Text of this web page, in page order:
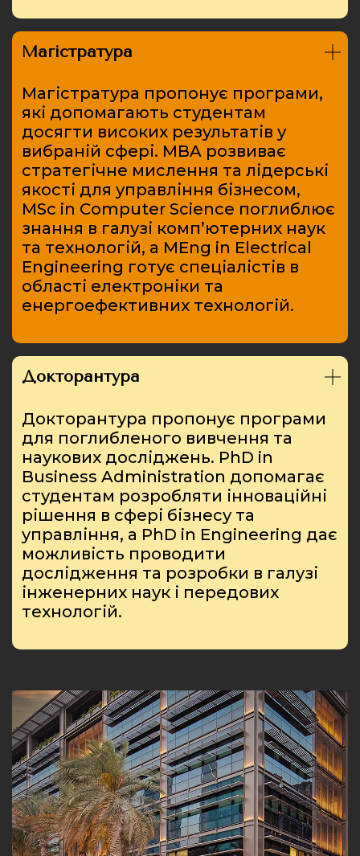
Магістратура
Магістратура пропонує програми,
які допомагають студентам
досягти високих результатів у
вибраній сфері. MBA розвиває
стратегічне мислення та лідерські
якості для управління бізнесом,
MSc in Computer Science поглиблює
знання в галузі комп’ютерних наук
та технологій, а MEng in Electrical
Engineering готує спеціалістів в
області електроніки та
енергоефективних технологій.
Докторантура
Докторантура пропонує програми
для поглибленого вивчення та
наукових досліджень. PhD in
Business Administration допомагає
студентам розробляти інноваційні
рішення в сфері бізнесу та
управління, а PhD in Engineering дає
можливість проводити
дослідження та розробки в галузі
інженерних наук і передових
технологій.